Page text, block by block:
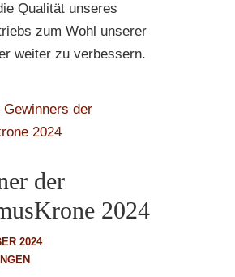
Qualität unseres
zum Wohl unserer
weiter zu verbessern.
der
2024
2024